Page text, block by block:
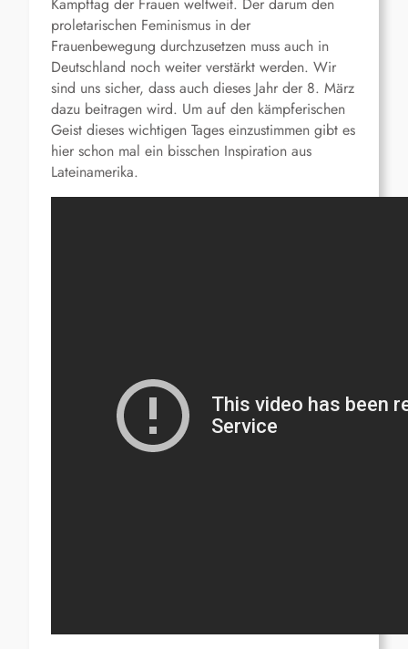
Kampftag der Frauen weltweit. Der darum den
proletarischen Feminismus in der
Frauenbewegung durchzusetzen muss auch in
Deutschland noch weiter verstärkt werden. Wir
sind uns sicher, dass auch dieses Jahr der 8. März
dazu beitragen wird. Um auf den kämpferischen
Geist dieses wichtigen Tages einzustimmen gibt es
hier schon mal ein bisschen Inspiration aus
Lateinamerika.